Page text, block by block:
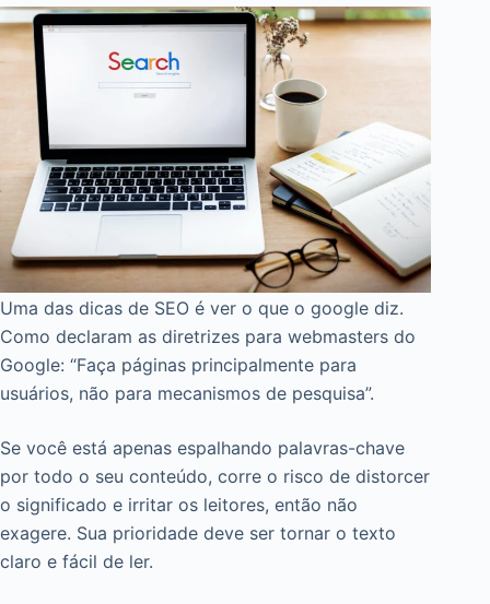
Uma das dicas de SEO é ver o que o google diz.
Como declaram as diretrizes para webmasters do
Google: “Faça páginas principalmente para
usuários, não para mecanismos de pesquisa”.
Se você está apenas espalhando palavras-chave
por todo o seu conteúdo, corre o risco de distorcer
o significado e irritar os leitores, então não
exagere. Sua prioridade deve ser tornar o texto
claro e fácil de ler.